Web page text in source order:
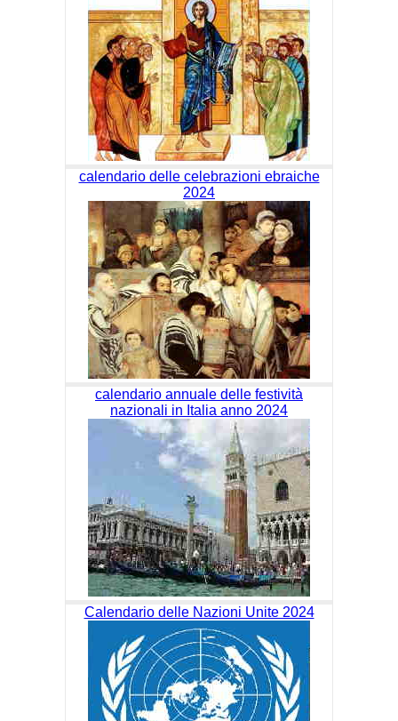
calendario delle celebrazioni ebraiche
2024
calendario annuale delle festività
nazionali in Italia anno 2024
Calendario delle Nazioni Unite 2024